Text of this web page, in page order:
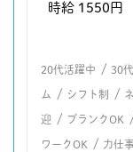
時給 1550円
20代活躍中 / 30
ム / シフト制 /
迎 / ブランクOK
ワークOK / 力仕